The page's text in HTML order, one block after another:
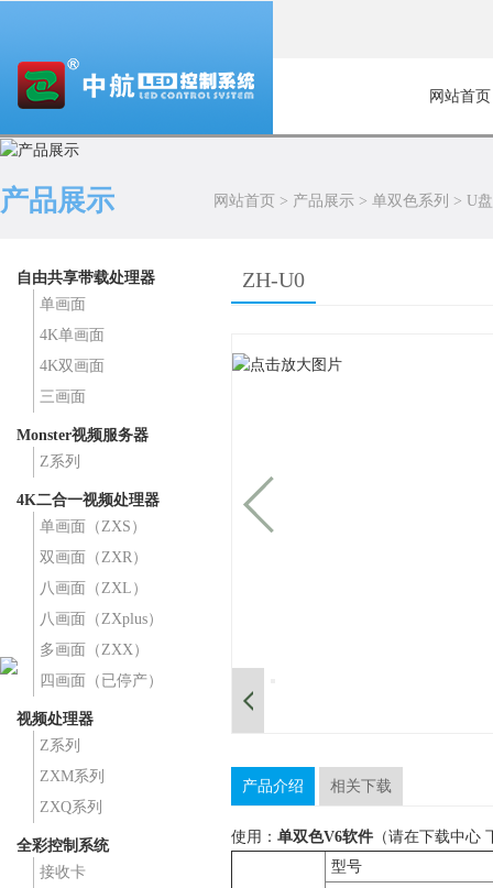
网站首页
产品展示 网站首页 > 产品展示 > 单双色系列 > U
自由共享带载处理器
单画面
4K单画面
4K双画面
三画面
Monster视频服务器
Z系列
4K二合一视频处理器
单画面（ZXS）
双画面（ZXR）
八画面（ZXL）
八画面（ZXplus）
多画面（ZXX）
四画面（已停产）
视频处理器
Z系列
ZXM系列
ZXQ系列
全彩控制系统
接收卡
ZH-U0
产品介绍 相关下载
使用： 单双色V6软件 （请在下载中心
型号